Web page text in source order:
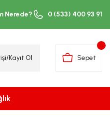
Nerede? 0 (533) 400 93 91
/Kayıt Ol Sepet